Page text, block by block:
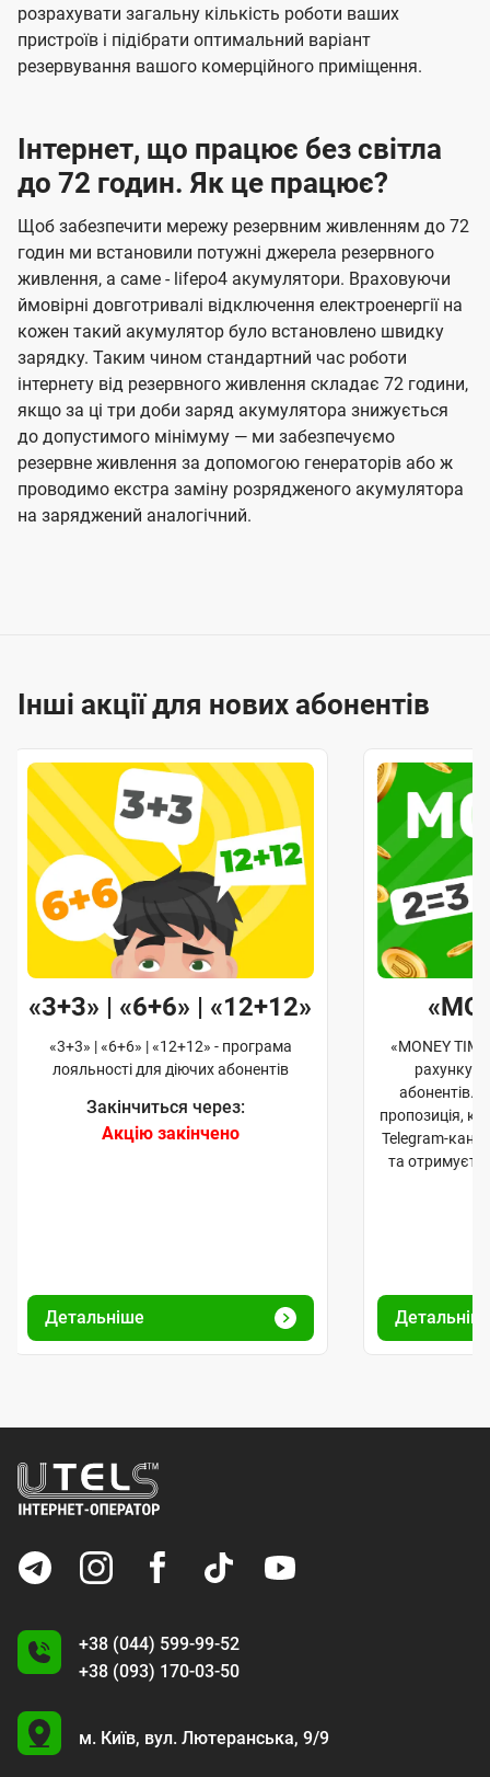
розрахувати загальну кількість роботи ваших
пристроїв і підібрати оптимальний варіант
резервування вашого комерційного приміщення.
Інтернет, що працює без світла
до 72 годин. Як це працює?
Щоб забезпечити мережу резервним живленням до 72
годин ми встановили потужні джерела резервного
живлення, а саме - lifepo4 акумулятори. Враховуючи
ймовірні довготривалі відключення електроенергії на
кожен такий акумулятор було встановлено швидку
зарядку. Таким чином стандартний час роботи
інтернету від резервного живлення складає 72 години,
якщо за ці три доби заряд акумулятора знижується
до допустимого мінімуму — ми забезпечуємо
резервне живлення за допомогою генераторів або ж
проводимо екстра заміну розрядженого акумулятора
на заряджений аналогічний.
Інші акції для нових абонентів
«3+3» | «6+6» | «12+12»
«3+3» | «6+6» | «12+12» - програма
лояльності для діючих абонентів
Закінчиться через:
Акцію закінчено
Детальніше
«MONEY
рахунку
абонентів.
пропозиція,
Telegram-
та
+38 (044) 599-99-52
+38 (093) 170-03-50
U
м. Київ, вул. Лютеранська, 9/9